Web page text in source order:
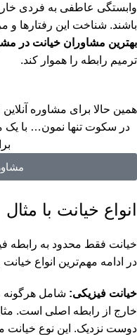
وابستگی عاطفی به فردی
باشند. شناخت این رفتارها و
بهترین مشاوران خیانت در
ترمیم رابطه را هموار کند.
همین حالا برای مشاوره
در سکوت تنها نمون… با یک
انواع خیانت با مثال
خیانت فقط محدود به رابطه
در ادامه مهم‌ترین انواع
خیانت فیزیکی: شامل
خارج از رابطه اصلی است.
دوست نزدیک. این نوع خیانت